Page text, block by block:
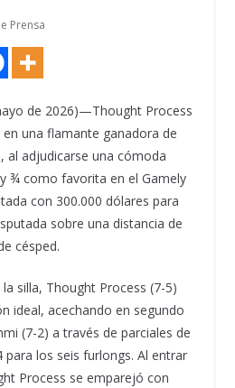
Prensa
de 2026)—Thought Process
una flamante ganadora de
al adjudicarse una cómoda
¾ como favorita en el Gamely
con 300.000 dólares para
sobre una distancia de
césped.
silla, Thought Process (7-5)
ideal, acechando en segundo
(7-2) a través de parciales de
para los seis furlongs. Al entrar
Process se emparejó con